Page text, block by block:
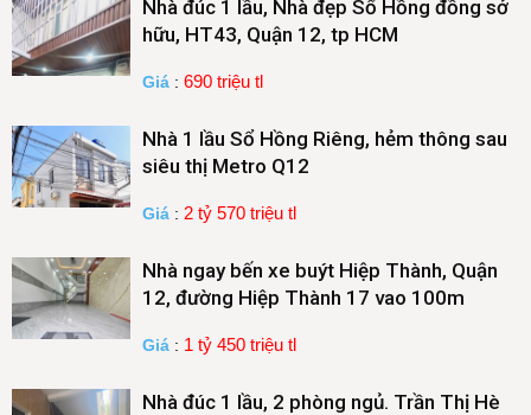
Nhà đúc 1 lầu, Nhà đẹp Sổ Hồng đồng sở
hữu, HT43, Quận 12, tp HCM
Giá : 690 triệu tl
Nhà 1 lầu Sổ Hồng Riêng, hẻm thông sau
siêu thị Metro Q12
Giá : 2 tỷ 570 triệu tl
Nhà ngay bến xe buýt Hiệp Thành, Quận
12, đường Hiệp Thành 17 vao 100m
Giá : 1 tỷ 450 triệu tl
Nhà đúc 1 lầu, 2 phòng ngủ. Trần Thị Hè